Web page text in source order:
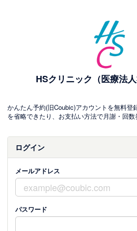
HSクリニック（医療法人
かんたん予約(旧Coubic)アカウントを無料登
を省略できたり、お支払い方法で月謝・回数
ログイン
メールアドレス
パスワード